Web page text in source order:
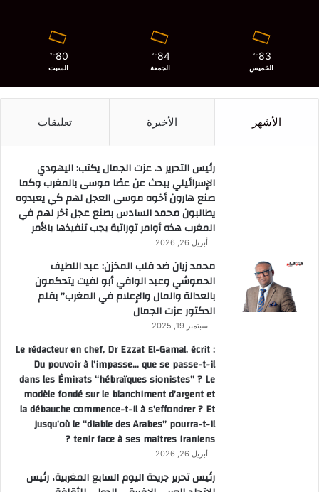
83
℉
الخميس
84
℉
الجمعة
80
℉
السبت
الأشهر الأخيرة تعليقات
رئيس التحرير د. عزت الجمال يكتب: اليهودي
الإسرائيلي يبحث عن عصًا موسى بالمغرب وكما
صنع هارون أخوه موسى العجل لهم كي يعبدوه
يطالبون محمد السادس بصنع عجل آخر لهم في
المغرب هذه أوامر توراتية يجب تنفيذها بالأمر
أبريل 26, 2026
محمد زيان ضد قلب المخزن: عبد اللطيف
الحموشي وعبد الوافي أبو لفيت يتحكمون
بالعدالة والمال والإعلام في المغرب” بقلم
الدكتور عزت الجمال
سبتمبر 19, 2025
Le rédacteur en chef, Dr Ezzat El-Gamal, écrit :
Du pouvoir à l’impasse… que se passe-t-il
dans les Émirats “hébraïques sionistes” ? Le
modèle fondé sur le blanchiment d’argent et
la débauche commence-t-il à s’effondrer ? Et
jusqu’où le “diable des Arabes” pourra-t-il
tenir face à ses maîtres iraniens ?
أبريل 26, 2026
رئيس تحرير جريدة اليوم السابع المغربية، رئيس